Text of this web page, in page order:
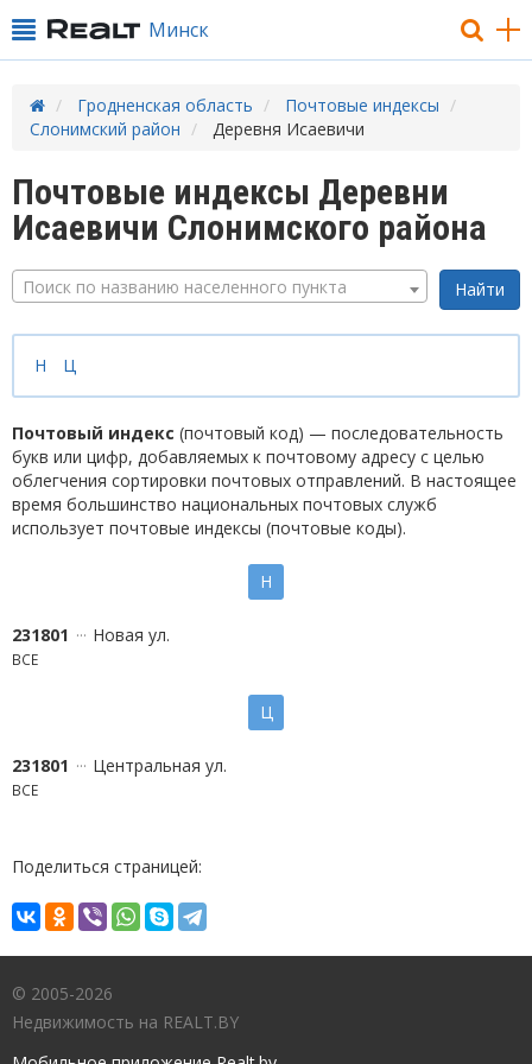
Минск
Гродненская область
Почтовые индексы
Слонимский район
Деревня Исаевичи
Почтовые индексы Деревни
Исаевичи Слонимского района
Поиск по названию населенного пункта
Н Ц
Почтовый индекс (почтовый код) — последовательность
букв или цифр, добавляемых к почтовому адресу с целью
облегчения сортировки почтовых отправлений. В настоящее
время большинство национальных почтовых служб
использует почтовые индексы (почтовые коды).
Н
231801 Новая ул.
ВСЕ
Ц
231801 Центральная ул.
ВСЕ
Поделиться страницей:
© 2005-2026
Недвижимость на REALT.BY